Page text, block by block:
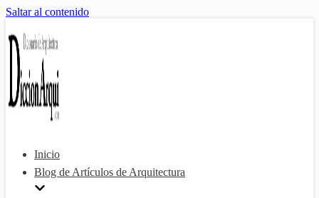
Saltar al contenido
Inicio
Blog de Artículos de Arquitectura